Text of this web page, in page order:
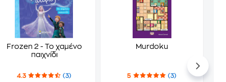
Frozen 2 - Το χαμένο
παιχνίδι
4.3
(3)
Murdoku
5
(3)